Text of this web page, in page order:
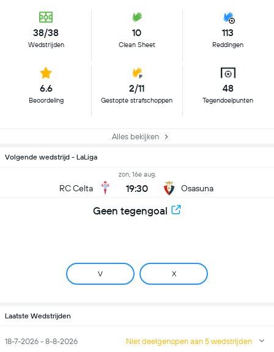
38/38
Wedstrijden
10
Clean Sheet
113
Reddingen
6.6
Beoordeling
2/11
Gestopte strafschoppen
48
Tegendoelpunten
Alles bekijken
Volgende wedstrijd - LaLiga
RC Celta
zon, 16e aug.
19:30 Osasuna
Geen tegengoal
V X
Laatste Wedstrijden
18-7-2026 - 8-8-2026 Niet deelgenopen aan 5 wedstrijden